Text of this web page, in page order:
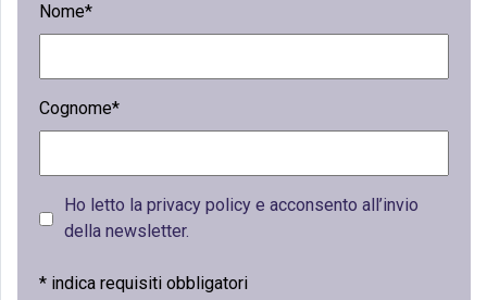
Nome*
Cognome*
Ho letto la privacy policy e acconsento all’invio
della newsletter.
* indica requisiti obbligatori